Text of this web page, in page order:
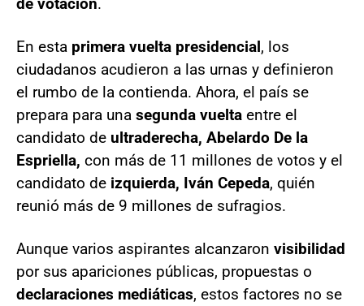
En esta primera vuelta presidencial, los
ciudadanos acudieron a las urnas y definieron
el rumbo de la contienda. Ahora, el país se
prepara para una segunda vuelta entre el
candidato de ultraderecha, Abelardo De la
Espriella, con más de 11 millones de votos y el
candidato de izquierda, Iván Cepeda, quién
reunió más de 9 millones de sufragios.
Aunque varios aspirantes alcanzaron visibilidad
por sus apariciones públicas, propuestas o
declaraciones mediáticas, estos factores no se